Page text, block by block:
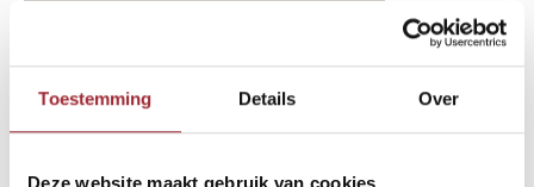
Toestemming Details Over